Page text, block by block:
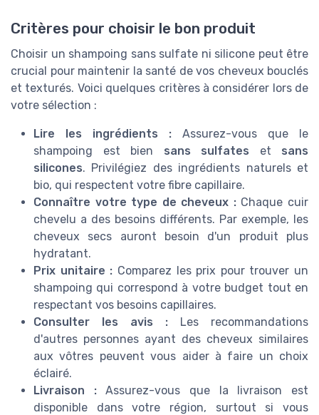
Critères pour choisir le bon produit
Choisir un shampoing sans sulfate ni silicone peut être
crucial pour maintenir la santé de vos cheveux bouclés
et texturés. Voici quelques critères à considérer lors de
votre sélection :
Lire les ingrédients : Assurez-vous que le
shampoing est bien sans sulfates et sans
silicones. Privilégiez des ingrédients naturels et
bio, qui respectent votre fibre capillaire.
Connaître votre type de cheveux :Chaque cuir
chevelu a des besoins différents. Par exemple, les
cheveux secs auront besoin d'un produit plus
hydratant.
Prix unitaire : Comparez les prix pour trouver un
shampoing qui correspond à votre budget tout en
respectant vos besoins capillaires.
Consulter les avis : Les recommandations
d'autres personnes ayant des cheveux similaires
aux vôtres peuvent vous aider à faire un choix
éclairé.
Livraison :Assurez-vous que la livraison est
disponible dans votre région, surtout si vous